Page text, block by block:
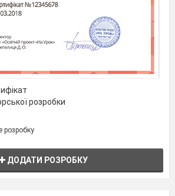
розробки
розробку
ДОДАТИ РОЗРОБКУ